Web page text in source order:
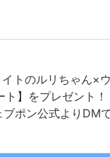
トのルリちゃん×ウ
】をプレゼント！
ポン公式よりDM